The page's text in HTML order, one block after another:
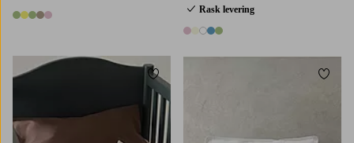
5 farger
Rask levering
5 farger
Legg til favoritter